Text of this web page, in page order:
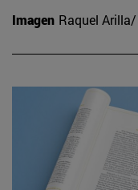
Imagen Raquel